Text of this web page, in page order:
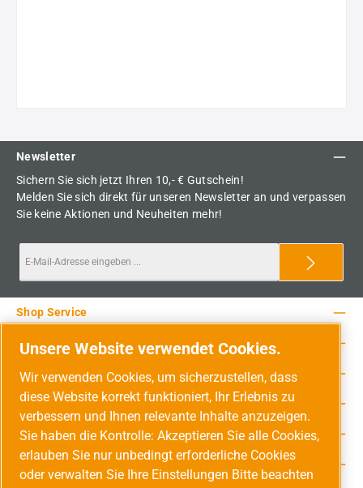
Newsletter
Sichern Sie sich jetzt Ihren 10,- € Gutschein!
Melden Sie sich direkt für unseren Newsletter an und verpassen
Sie keine Aktionen und Neuheiten mehr!
Service-Hotline
Shop Service
Rechtliche Hinweise
Unsere Vorteile
Versandarten
Zahlungsarten
Unsere Website verwendet Cookies.
Wir verwenden Cookies, um sicherzustellen, dass
diese Website korrekt funktioniert, Ihr Erlebnis zu
verbessern und Ihnen relevante Inhalte anzuzeigen.
Sie haben die Kontrolle: Akzeptieren Sie alle Cookies,
erlauben Sie nur unbedingt erforderliche Cookies
oder verwalten Sie Ihre Einstellungen Bitte beachten